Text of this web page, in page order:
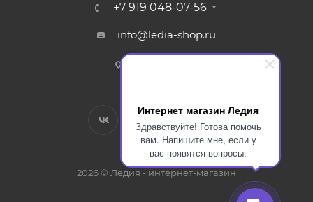
Интернет магазин Ледия
Здравствуйте! Готова помочь
вам. Напишите мне, если у
вас появятся вопросы.
+7 919 048-07-56
info@ledia-shop.ru
2026 © Ледия - интернет-магазин